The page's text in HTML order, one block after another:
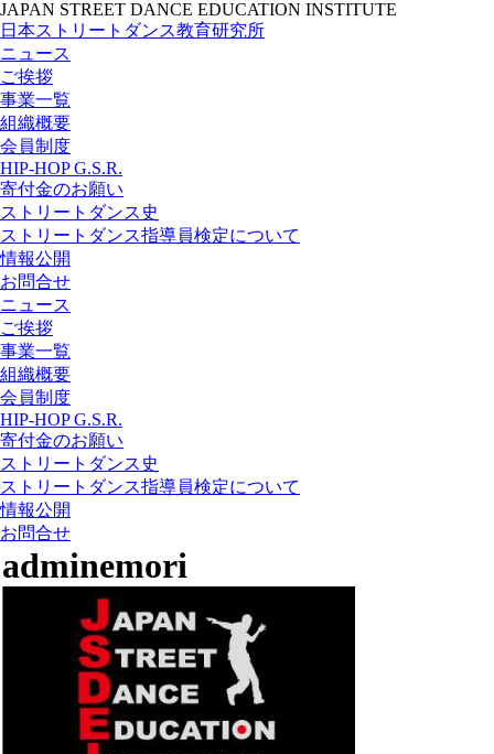
JAPAN STREET DANCE EDUCATION INSTITUTE
日本ストリートダンス教育研究所
ニュース
ご挨拶
事業一覧
組織概要
会員制度
HIP-HOP G.S.R.
寄付金のお願い
ストリートダンス史
ストリートダンス指導員検定について
情報公開
お問合せ
ニュース
ご挨拶
事業一覧
組織概要
会員制度
HIP-HOP G.S.R.
寄付金のお願い
ストリートダンス史
ストリートダンス指導員検定について
情報公開
お問合せ
adminemori